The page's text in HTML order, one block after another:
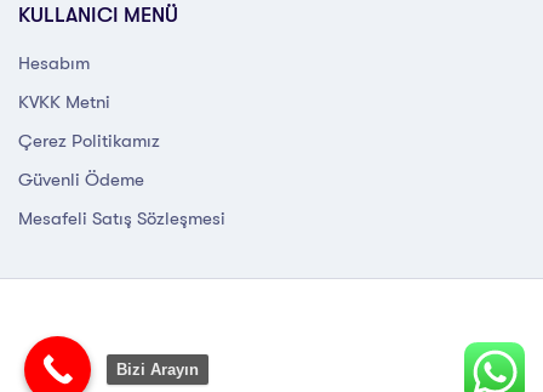
KULLANICI MENÜ
Hesabım
KVKK Metni
Çerez Politikamız
Güvenli Ödeme
Mesafeli Satış Sözleşmesi
Bizi Arayın